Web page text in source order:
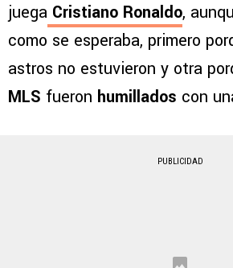
juega Cristiano Ronaldo,
como se esperaba, primero
astros no estuvieron y otra
MLS fueron humillados con
PUBLICIDAD